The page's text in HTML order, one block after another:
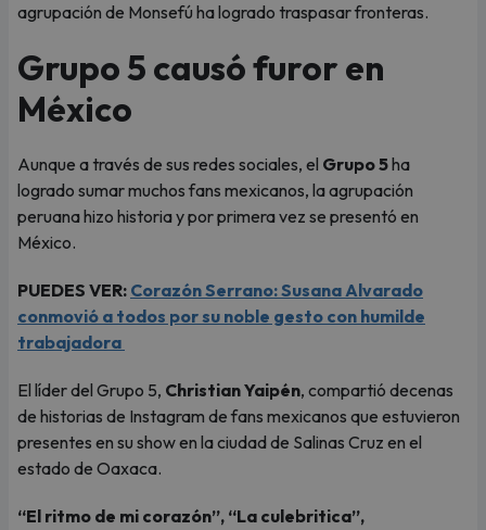
agrupación de Monsefú ha logrado traspasar fronteras.
Grupo 5 causó furor en
México
Aunque a través de sus redes sociales, el Grupo 5ha
logrado sumar muchos fans mexicanos, la agrupación
peruana hizo historia y por primera vez se presentó en
México.
PUEDES VER: Corazón Serrano: Susana Alvarado
conmovió a todos por su noble gesto con humilde
trabajadora
El líder del Grupo 5, Christian Yaipén, compartió decenas
de historias de Instagram de fans mexicanos que estuvieron
presentes en su show en la ciudad de Salinas Cruz en el
estado de Oaxaca.
“El ritmo de mi corazón”, “La culebritica”,